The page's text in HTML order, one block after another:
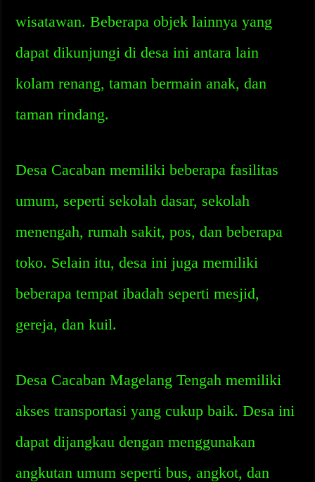
wisatawan. Beberapa objek lainnya yang
dapat dikunjungi di desa ini antara lain
kolam renang, taman bermain anak, dan
taman rindang.
Desa Cacaban memiliki beberapa fasilitas
umum, seperti sekolah dasar, sekolah
menengah, rumah sakit, pos, dan beberapa
toko. Selain itu, desa ini juga memiliki
beberapa tempat ibadah seperti mesjid,
gereja, dan kuil.
Desa Cacaban Magelang Tengah memiliki
akses transportasi yang cukup baik. Desa ini
dapat dijangkau dengan menggunakan
angkutan umum seperti bus, angkot, dan